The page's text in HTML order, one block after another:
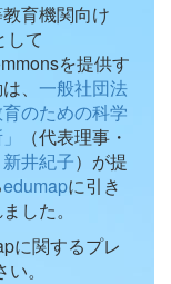
育機関向け
して
を提供す
、 一般社団法
育のための科学
（代表理事・
新井紀子）が提
edumapに引き
した。
に関するプレ
。